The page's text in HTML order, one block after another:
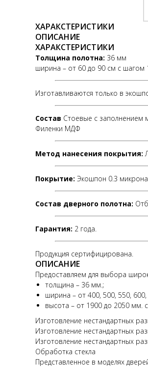
ХАРАКСТЕРИСТИКИ
ОПИСАНИЕ
ХАРАКСТЕРИСТИКИ
Толщина полотна: 36 мм
ширина – от 60 до 90 см с шагом
Изготавливаются только в
Состав Стоевые с заполнением
Филенки МДФ
Метод нанесения покрытия:
Покрытие: Экошпон 0.3 микрона
Состав дверного полотна:
Гарантия: 2 года.
Продукция сертифицирована.
ОПИСАНИЕ
Предоставляем для выбора
толщина – 36 мм.;
ширина – от 400, 500, 550,
высота – от 1900 до 2050 мм.
Изготовление нестандартных
Изготовление нестандартных
Изготовление нестандартных
Обработка стекла
Представленное в моделях